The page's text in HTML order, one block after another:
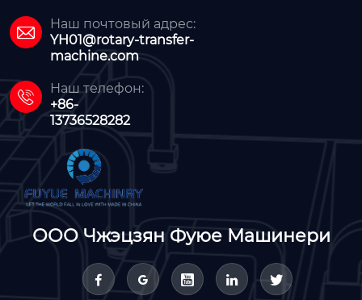

Наш почтовый адрес:
YH01@rotary-transfer-
machine.com

Наш телефон:
+86-
13736528282
ООО Чжэцзян Фуюе Машинери
    